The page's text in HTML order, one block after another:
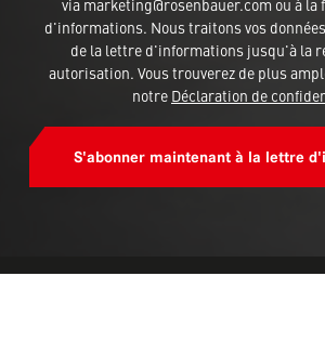
via marketing@rosenbauer.com ou à
d'informations. Nous traitons vos
de la lettre d'informations jusqu'à la
autorisation. Vous trouverez de plus
notre Déclaration de
S'abonner maintenant à la lettre